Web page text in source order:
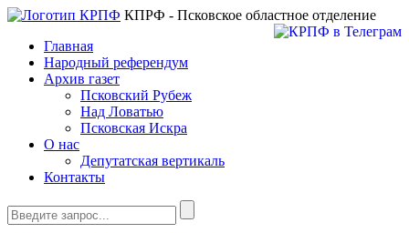
КПРФ - Псковское областное отделение
Главная
Народный референдум
Архив газет
Псковский Рубеж
Над Ловатью
Псковская Искра
О нас
Депутатская вертикаль
Контакты